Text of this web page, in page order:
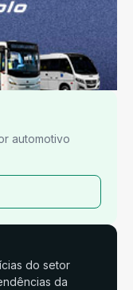
automotivo
do setor
da